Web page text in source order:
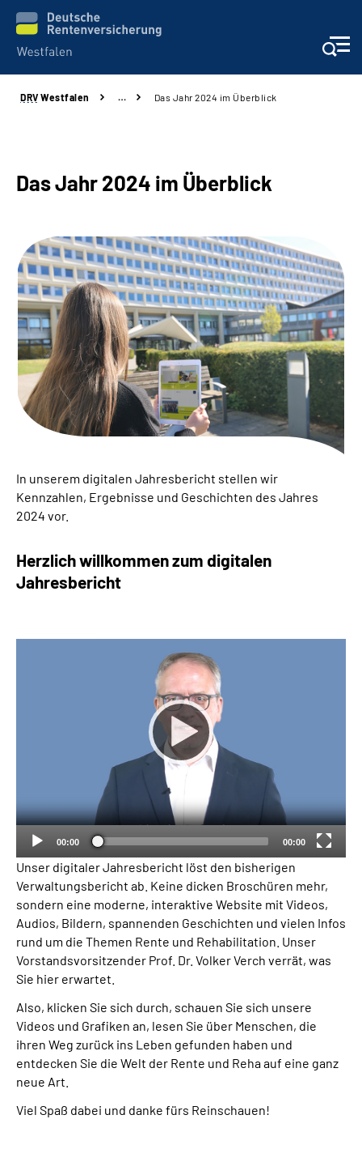
Kontakt und Beratung
Presse
Karriere
Über uns
Online-Services
Inhalte in Gebärdensprache (DGS)
Suche
DRV Westfalen … Das Jahr 2024 im Überblick
Das Jahr 2024 im Überblick
In unserem digitalen Jahresbericht stellen wir
Kennzahlen, Ergebnisse und Geschichten des Jahres
2024 vor.
Herzlich willkommen zum digitalen
Jahresbericht
Unser digitaler Jahresbericht löst den bisherigen
Verwaltungsbericht ab. Keine dicken Broschüren mehr,
sondern eine moderne, interaktive Website mit Videos,
Audios, Bildern, spannenden Geschichten und vielen Infos
rund um die Themen Rente und Rehabilitation. Unser
Vorstandsvorsitzender Prof. Dr. Volker Verch verrät, was
Sie hier erwartet.
Also, klicken Sie sich durch, schauen Sie sich unsere
Videos und Grafiken an, lesen Sie über Menschen, die
ihren Weg zurück ins Leben gefunden haben und
entdecken Sie die Welt der Rente und Reha auf eine ganz
neue Art.
Viel Spaß dabei und danke fürs Reinschauen!
00:00 00:00